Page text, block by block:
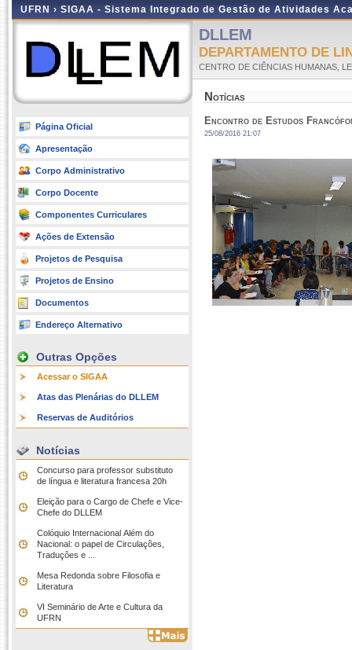
UFRN › SIGAA - Sistema Integrado de Gestão de Atividades
Página Oficial
Apresentação
Corpo Administrativo
Corpo Docente
Componentes Curriculares
Ações de Extensão
Projetos de Pesquisa
Projetos de Ensino
Documentos
Endereço Alternativo
Outras Opções
Acessar o SIGAA
Atas das Plenárias do DLLEM
Reservas de Auditórios
Notícias
Concurso para professor substituto
de língua e literatura francesa 20h
Eleição para o Cargo de Chefe e Vice-
Chefe do DLLEM
Colóquio Internacional Além do
Nacional: o papel de Circulações,
Traduções e ...
Mesa Redonda sobre Filosofia e
Literatura
VI Seminário de Arte e Cultura da
UFRN
DLLEM
DEPARTAMENTO DE
CENTRO DE CIÊNCIAS HUMANAS,
Notícias
Encontro de Estudos
25/08/2016 21:07